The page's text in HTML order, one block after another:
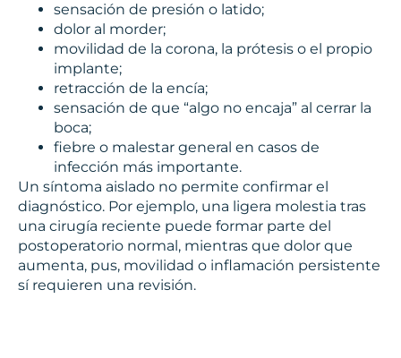
sensación de presión o latido;
dolor al morder;
movilidad de la corona, la prótesis o el propio
implante;
retracción de la encía;
sensación de que “algo no encaja” al cerrar la
boca;
fiebre o malestar general en casos de
infección más importante.
Un síntoma aislado no permite confirmar el
diagnóstico. Por ejemplo, una ligera molestia tras
una cirugía reciente puede formar parte del
postoperatorio normal, mientras que dolor que
aumenta, pus, movilidad o inflamación persistente
sí requieren una revisión.